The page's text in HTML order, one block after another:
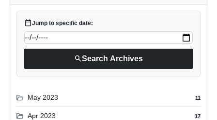
calendar_todayJump to specific date:
searchSearch Archives
folder_open May 2023 11
folder_open Apr 2023 17